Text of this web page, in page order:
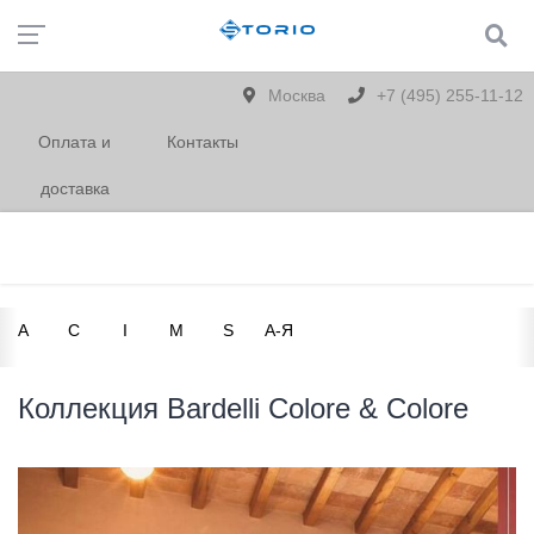
Москва +7 (495) 255-11-12
Оплата и
доставка
Контакты
A C I M S А-Я
Коллекция Bardelli Colore & Colore